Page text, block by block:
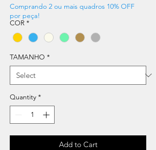
Comprando 2 ou mais quadros 10% OFF
por peça!
COR *
TAMANHO *
Quantity *
Add to Cart